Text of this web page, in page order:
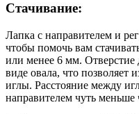
Стачивание:
Лапка с направителем и
чтобы помочь вам
или менее 6 мм. Отверстие
виде овала, что позволяет
иглы. Расстояние между
направителем чуть